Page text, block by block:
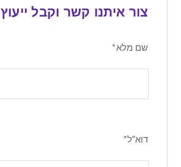
צור איתנו קשר וקבל ייעוץ
שם מלא*
דוא"ל*